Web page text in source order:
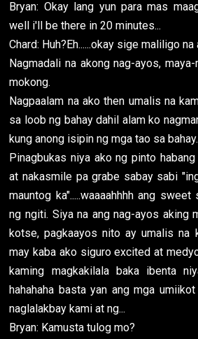
Bryan: Okay lang yun para mas
well i'll be there in 20 minutes...
Chard: Huh?Eh......okay sige maliligo na
Nagmadali na akong nag-ayos,
mokong.
Nagpaalam na ako then umalis na
sa loob ng bahay dahil alam ko
kung anong isipin ng mga tao sa bahay.
Pinagbukas niya ako ng pinto
at nakasmile pa grabe sabay sabi
mauntog ka".....waaaahhhh ang
ng ngiti. Siya na ang nag-ayos aking
kotse, pagkaayos nito ay umalis na
may kaba ako siguro excited at
kaming magkakilala baka ibenta
hahahaha basta yan ang mga
naglalakbay kami at ng...
Bryan: Kamusta tulog mo?